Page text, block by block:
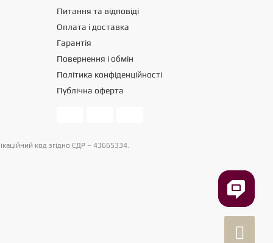
Питання та відповіді
Оплата і доставка
Гарантія
Повернення і обмін
Політика конфіденційності
Публічна оферта
код згідно ЄДР – 43665334.